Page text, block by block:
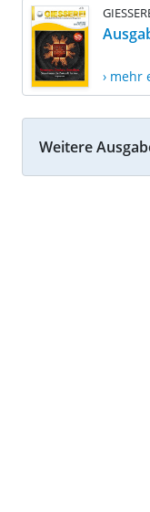
› mehr
Weitere